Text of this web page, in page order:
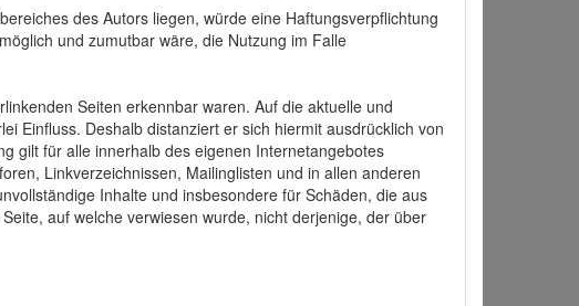
des Autors liegen, würde eine Haftungsverpflichtung
und zumutbar wäre, die Nutzung im Falle
Seiten erkennbar waren. Auf die aktuelle und
Einfluss. Deshalb distanziert er sich hiermit ausdrücklich von
gilt für alle innerhalb des eigenen Internetangebotes
Linkverzeichnissen, Mailinglisten und in allen anderen
Inhalte und insbesondere für Schäden, die aus
auf welche verwiesen wurde, nicht derjenige, der über